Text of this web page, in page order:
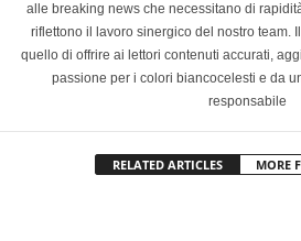
alle breaking news che necessitano di
riflettono il lavoro sinergico del nostro team.
quello di offrire ai lettori contenuti accurati,
passione per i colori biancocelesti e da
responsabile
RELATED ARTICLES MORE